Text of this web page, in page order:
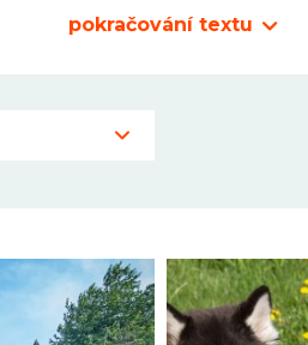
odborníky.
účtován poplatek 120 Kč/
postačí zaškrtnout
pokračování textu